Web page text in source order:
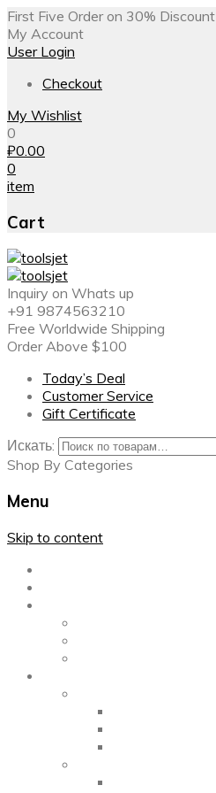
First Five Order on 30% Discount
My Account
User Login
Checkout
My Wishlist
0
₽0.00
0
item
Cart
Inquiry on Whats up
+91 9874563210
Free Worldwide Shipping
Order Above $100
Today’s Deal
Customer Service
Gift Certificate
Искать:
Shop By Categories
Menu
Skip to content